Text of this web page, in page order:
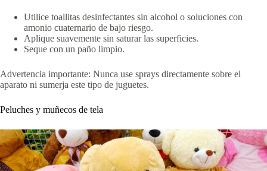
Utilice toallitas desinfectantes sin alcohol o soluciones con
amonio cuaternario de bajo riesgo.
Aplique suavemente sin saturar las superficies.
Seque con un paño limpio.
Advertencia importante: Nunca use sprays directamente sobre el
aparato ni sumerja este tipo de juguetes.
Peluches y muñecos de tela